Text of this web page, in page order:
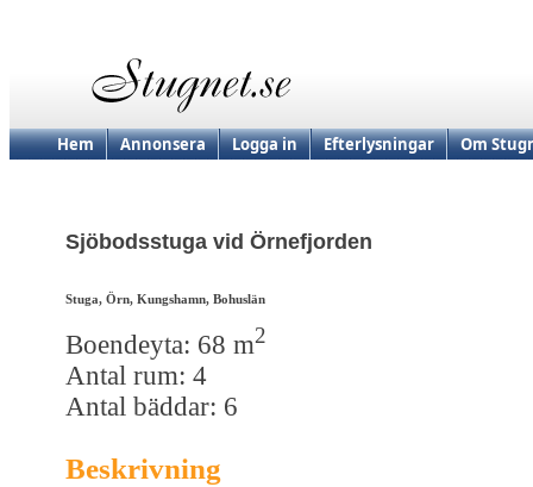
Hem Annonsera Logga in Efterlysningar Om
Sjöbodsstuga vid Örnefjorden
Stuga, Örn, Kungshamn, Bohuslän
Boendeyta: 68 m2
Antal rum: 4
Antal bäddar: 6
Beskrivning